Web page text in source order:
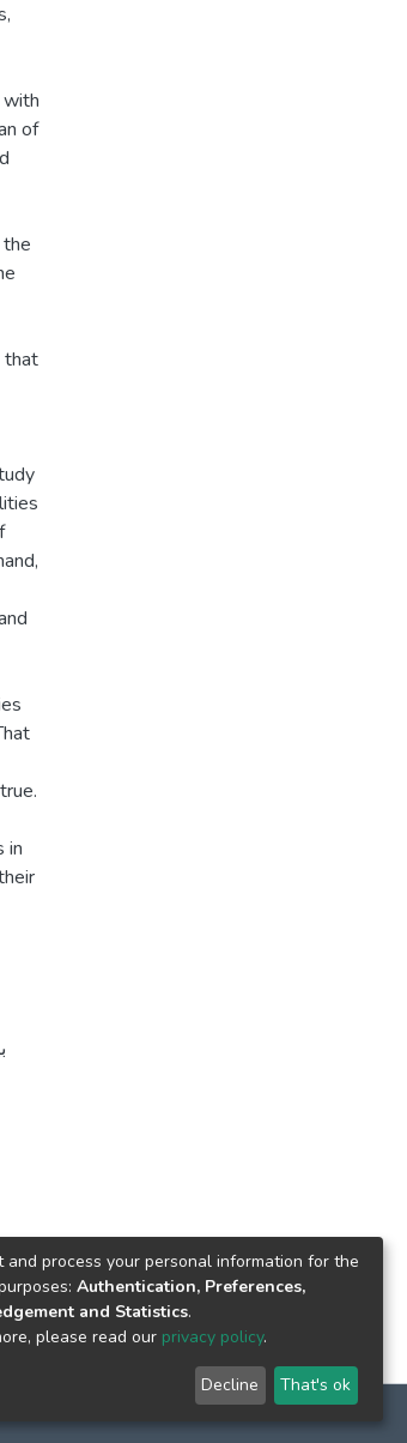
of
that
in
and process your personal information for the
Authentication, Preferences,
and Statistics.
please read our privacy policy.
Decline That's ok